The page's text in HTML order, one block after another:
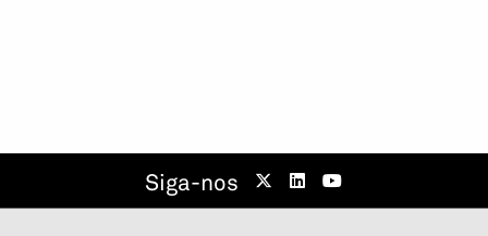
Siga-nos